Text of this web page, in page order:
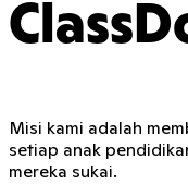
Misi kami adalah
setiap anak
mereka sukai.